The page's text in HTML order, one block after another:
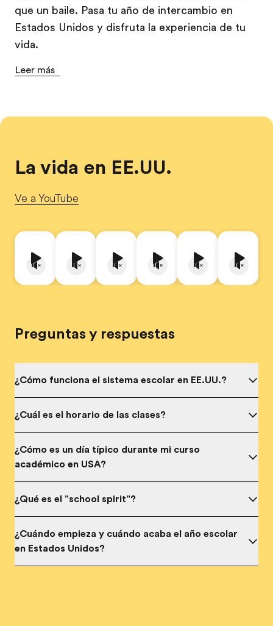
que un baile. Pasa tu año de intercambio en
Estados Unidos y disfruta la experiencia de tu
vida.
Leer más
La vida en EE.UU.
Ve a YouTube
Preguntas y respuestas
¿Cómo funciona el sistema escolar en EE.UU.?
¿Cuál es el horario de las clases?
¿Cómo es un día típico durante mi curso
académico en USA?
¿Qué es el "school spirit"?
¿Cuándo empieza y cuándo acaba el año escolar
en Estados Unidos?